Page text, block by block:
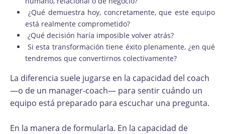
¿Qué demuestra hoy, concretamente, que este equipo
está realmente comprometido?
¿Qué decisión haría imposible volver atrás?
Si esta transformación tiene éxito plenamente, ¿en qué
tendremos que convertirnos colectivamente?
La diferencia suele jugarse en la capacidad del coach
—o de un manager-coach— para sentir cuándo un
equipo está preparado para escuchar una pregunta.
En la manera de formularla. En la capacidad de